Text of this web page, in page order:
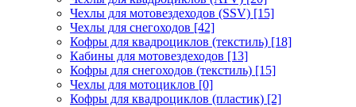
Чехлы для мотовездеходов (SSV) [15]
Чехлы для снегоходов [42]
Кофры для квадроциклов (текстиль) [18]
Кабины для мотовездеходов [13]
Кофры для снегоходов (текстиль) [15]
Чехлы для мотоциклов [0]
Кофры для квадроциклов (пластик) [2]